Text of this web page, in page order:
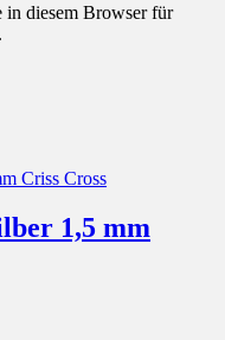
in diesem Browser für
1,5 mm